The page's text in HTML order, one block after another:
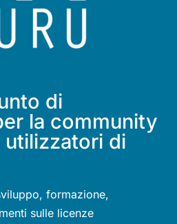
di
la community
utilizzatori di
formazione,
sulle licenze